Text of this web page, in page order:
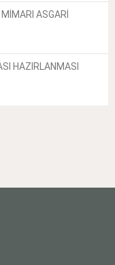
ASGARİ
HAZIRLANMASI